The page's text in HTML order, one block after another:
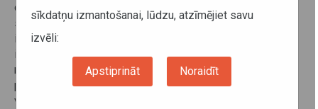
direkcijai -, ņemot vērā īpašus apstākļus (piemēram,
svētku dienas, pasažieru plūsma, laikapstākļi, autoceļa,
ielas vai sliežu ceļa remonts), paredzēt īslaicīgas
izmaiņas sabiedriskā transporta pakalpojumu sniegšanas
nosacījumos, neveicot izmaiņas maršrutu tīklā. Lai
pasūtītājs lemtu par īslaicīgām izmaiņām, pārvadātājs
vismaz 15 dienas pirms plānotajām izmaiņām iesniedz
sīkdatņu izmantošanai, lūdzu, atzīmējiet savu
izvēli:
Apstiprināt Noraidīt